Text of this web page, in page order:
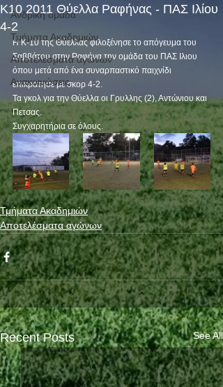
Ανδρική ομάδα
Τμήματα Ακαδημιών
Αποτελέσματα αγώνων
Ανακοινώσεις
Κ10 2011 Θύελλα Ραφήνας - ΠΑΣ Ιλίου
4-2
Η Κ-10 της Θύελλας φιλοξένησε το απόγευμα του
Σαββάτου στην Ραφήνα την ομάδα του ΠΑΣ Ιλιου
όπου μετά από ένα συναρπαστικό παιχνίδι
επικράτησε με σκορ 4-2.
Τα γκολ για την Θύελλα οι Γρυλλης (2), Αντώνιου και
Πετσας.
Συγχαρητήρια σε όλους.
Τμήματα Ακαδημιών
Αποτελέσματα αγώνων
Recent Posts See All